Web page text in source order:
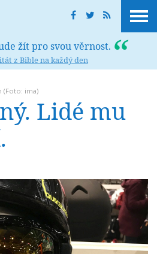
žít pro svou věrnost.
z Bible na každý den
(Foto: ima)
Lidé mu